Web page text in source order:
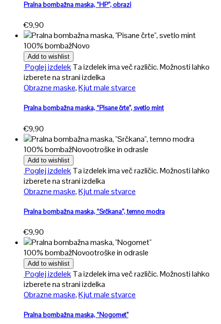
Pralna bombažna maska, “HP”, obrazi
€9,90
100% bombažNovo
Add to wishlist
Poglej izdelekTa izdelek ima več različic. Možnosti lahko
izberete na strani izdelka
Obrazne maske,Kjut male stvarce
Pralna bombažna maska, “Pisane črte”, svetlo mint
€9,90
100% bombažNovootroške in odrasle
Add to wishlist
Poglej izdelekTa izdelek ima več različic. Možnosti lahko
izberete na strani izdelka
Obrazne maske,Kjut male stvarce
Pralna bombažna maska, “Srčkana”, temno modra
€9,90
100% bombažNovootroške in odrasle
Add to wishlist
Poglej izdelekTa izdelek ima več različic. Možnosti lahko
izberete na strani izdelka
Obrazne maske,Kjut male stvarce
Pralna bombažna maska, “Nogomet”